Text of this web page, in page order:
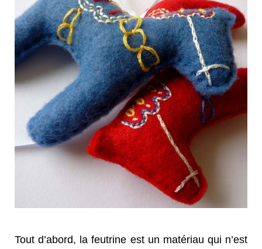
Tout d’abord, la feutrine est un matériau qui n’est